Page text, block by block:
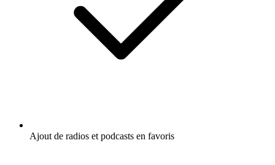
Ajout de radios et podcasts en favoris